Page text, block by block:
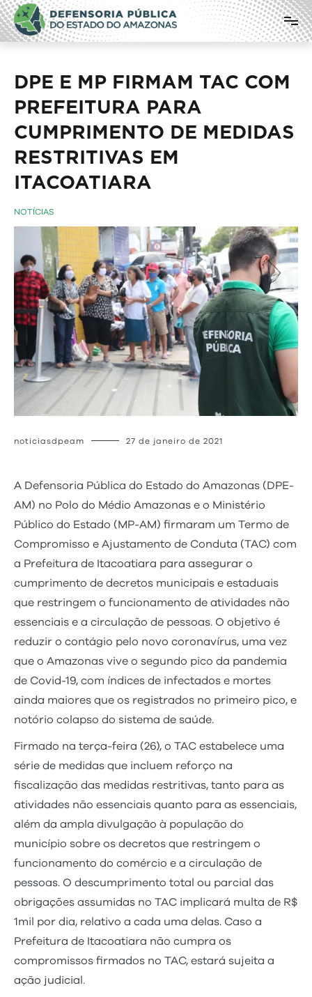
Pular
para
o
conteúdo
Defensoria Pública do Estado do
Amazonas
DPE E MP FIRMAM TAC COM
PREFEITURA PARA
CUMPRIMENTO DE MEDIDAS
RESTRITIVAS EM
ITACOATIARA
NOTÍCIAS
noticiasdpeam 27 de janeiro de 2021
A Defensoria Pública do Estado do Amazonas (DPE-
AM) no Polo do Médio Amazonas e o Ministério
Público do Estado (MP-AM) firmaram um Termo de
Compromisso e Ajustamento de Conduta (TAC) com
a Prefeitura de Itacoatiara para assegurar o
cumprimento de decretos municipais e estaduais
que restringem o funcionamento de atividades não
essenciais e a circulação de pessoas. O objetivo é
reduzir o contágio pelo novo coronavírus, uma vez
que o Amazonas vive o segundo pico da pandemia
de Covid-19, com índices de infectados e mortes
ainda maiores que os registrados no primeiro pico, e
notório colapso do sistema de saúde.
Firmado na terça-feira (26), o TAC estabelece uma
série de medidas que incluem reforço na
fiscalização das medidas restritivas, tanto para as
atividades não essenciais quanto para as essenciais,
além da ampla divulgação à população do
município sobre os decretos que restringem o
funcionamento do comércio e a circulação de
pessoas. O descumprimento total ou parcial das
obrigações assumidas no TAC implicará multa de R$
1mil por dia, relativo a cada uma delas. Caso a
Prefeitura de Itacoatiara não cumpra os
compromissos firmados no TAC, estará sujeita a
ação judicial.